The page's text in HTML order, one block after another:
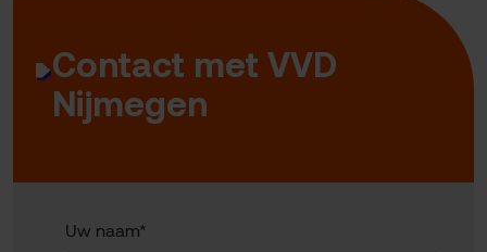
Contact met VVD
Nijmegen
Uw naam*